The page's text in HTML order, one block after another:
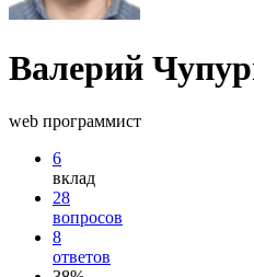
Валерий
web программист
6
вклад
28
вопросов
8
ответов